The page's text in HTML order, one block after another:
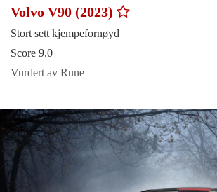
Volvo V90 (2023)
Stort sett kjempefornøyd
Score 9.0
Vurdert av Rune